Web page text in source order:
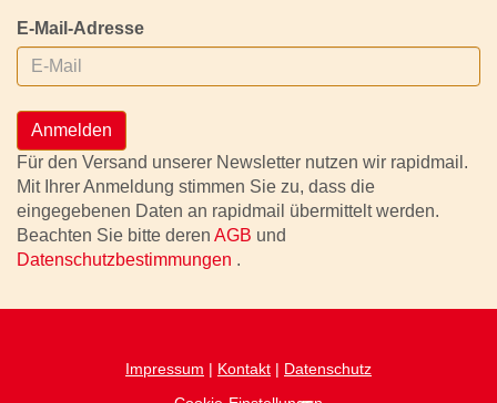
E-Mail-Adresse
Anmelden
Für den Versand unserer Newsletter nutzen wir rapidmail.
Mit Ihrer Anmeldung stimmen Sie zu, dass die
eingegebenen Daten an rapidmail übermittelt werden.
Beachten Sie bitte deren AGB und
Datenschutzbestimmungen .
Impressum | Kontakt | Datenschutz